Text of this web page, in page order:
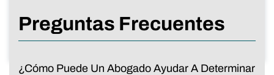
Preguntas Frecuentes
¿Cómo Puede Un Abogado Ayudar A Determinar